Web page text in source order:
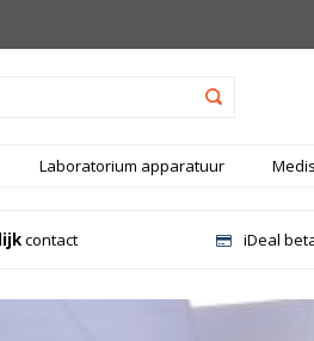
Laboratorium apparatuur
contact iDeal